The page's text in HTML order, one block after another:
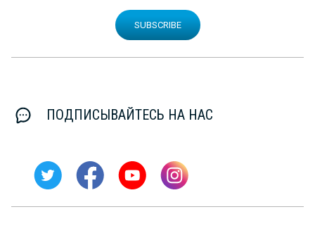
SUBSCRIBE
ПОДПИСЫВАЙТЕСЬ НА НАС